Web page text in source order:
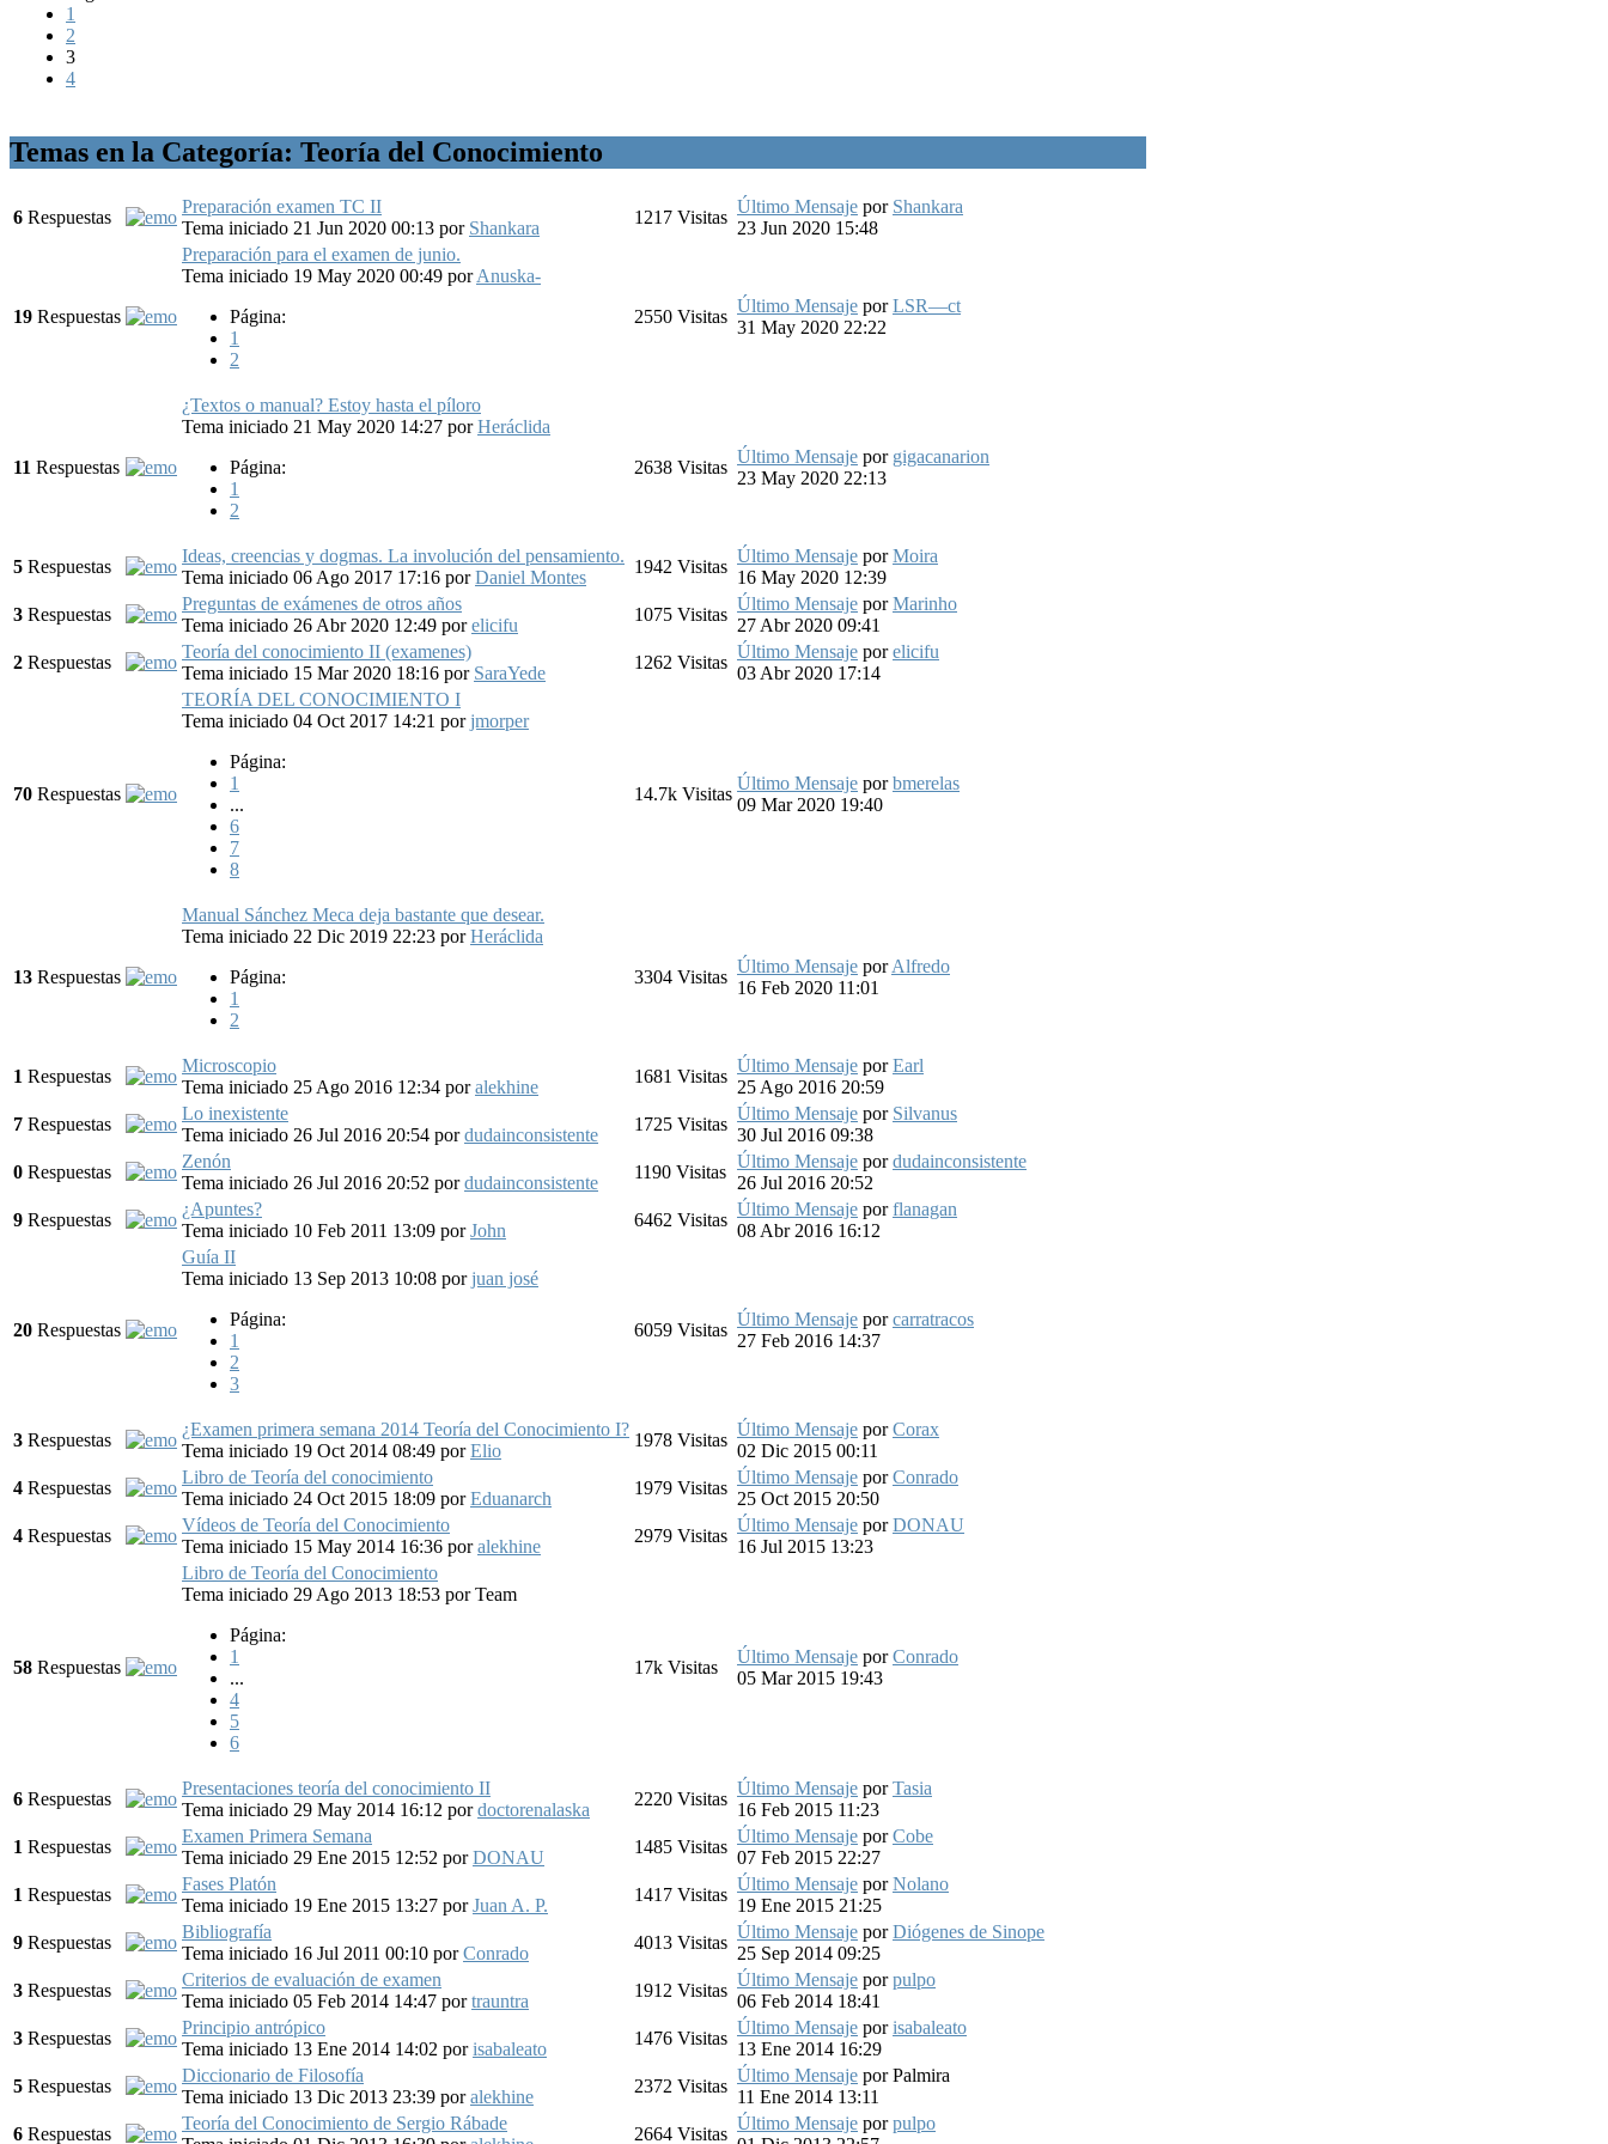
1
2
3
4
Temas en la Categoría: Teoría del Conocimiento
6 Respuestas
Preparación examen TC II
Tema iniciado 21 Jun 2020 00:13 por Shankara
1217 Visitas
Último Mensaje por Shankara
23 Jun 2020 15:48
19 Respuestas
Preparación para el examen de junio.
Tema iniciado 19 May 2020 00:49 porAnuska-
Página:
1
2
2550 Visitas
Último Mensaje porLSR—ct
31 May 2020 22:22
11 Respuestas
¿Textos o manual? Estoy hasta el píloro
Tema iniciado 21 May 2020 14:27 porHeráclida
Página:
1
2
2638 Visitas
Último Mensaje por gigacanarion
23 May 2020 22:13
5 Respuestas
Ideas, creencias y dogmas. La involución del pensamiento.
Tema iniciado 06 Ago 2017 17:16 porDaniel Montes
1942 Visitas
Último Mensaje porMoira
16 May 2020 12:39
3 Respuestas
Preguntas de exámenes de otros años
Tema iniciado 26 Abr 2020 12:49 porelicifu
1075 Visitas
Último Mensaje porMarinho
27 Abr 2020 09:41
2 Respuestas
Teoría del conocimiento II (examenes)
Tema iniciado 15 Mar 2020 18:16 por SaraYede
1262 Visitas
Último Mensaje porelicifu
03 Abr 2020 17:14
70 Respuestas
TEORÍA DEL CONOCIMIENTO I
Tema iniciado 04 Oct 2017 14:21 porjmorper
Página:
1
...
6
7
8
14.7k Visitas
Último Mensaje porbmerelas
09 Mar 2020 19:40
13 Respuestas
Manual Sánchez Meca deja bastante que desear.
Tema iniciado 22 Dic 2019 22:23 porHeráclida
Página:
1
2
3304 Visitas
Último Mensaje porAlfredo
16 Feb 2020 11:01
1 Respuestas
Microscopio
Tema iniciado 25 Ago 2016 12:34 poralekhine
1681 Visitas
Último Mensaje porEarl
25 Ago 2016 20:59
7 Respuestas
Lo inexistente
Tema iniciado 26 Jul 2016 20:54 pordudainconsistente
1725 Visitas
Último Mensaje por Silvanus
30 Jul 2016 09:38
0 Respuestas
Zenón
Tema iniciado 26 Jul 2016 20:52 pordudainconsistente
1190 Visitas
Último Mensaje pordudainconsistente
26 Jul 2016 20:52
9 Respuestas
¿Apuntes?
Tema iniciado 10 Feb 2011 13:09 porJohn
6462 Visitas
Último Mensaje porflanagan
08 Abr 2016 16:12
20 Respuestas
Guía II
Tema iniciado 13 Sep 2013 10:08 porjuan josé
Página:
1
2
3
6059 Visitas
Último Mensaje porcarratracos
27 Feb 2016 14:37
3 Respuestas
¿Examen primera semana 2014 Teoría del Conocimiento I?
Tema iniciado 19 Oct 2014 08:49 porElio
1978 Visitas
Último Mensaje porCorax
02 Dic 2015 00:11
4 Respuestas
Libro de Teoría del conocimiento
Tema iniciado 24 Oct 2015 18:09 porEduanarch
1979 Visitas
Último Mensaje porConrado
25 Oct 2015 20:50
4 Respuestas
Vídeos de Teoría del Conocimiento
Tema iniciado 15 May 2014 16:36 poralekhine
2979 Visitas
Último Mensaje porDONAU
16 Jul 2015 13:23
58 Respuestas
Libro de Teoría del Conocimiento
Tema iniciado 29 Ago 2013 18:53 porTeam
Página:
1
...
4
5
6
17k Visitas
Último Mensaje porConrado
05 Mar 2015 19:43
6 Respuestas
Presentaciones teoría del conocimiento II
Tema iniciado 29 May 2014 16:12 pordoctorenalaska
2220 Visitas
Último Mensaje porTasia
16 Feb 2015 11:23
1 Respuestas
Examen Primera Semana
Tema iniciado 29 Ene 2015 12:52 porDONAU
1485 Visitas
Último Mensaje porCobe
07 Feb 2015 22:27
1 Respuestas
Fases Platón
Tema iniciado 19 Ene 2015 13:27 porJuan A. P.
1417 Visitas
Último Mensaje porNolano
19 Ene 2015 21:25
9 Respuestas
Bibliografía
Tema iniciado 16 Jul 2011 00:10 porConrado
4013 Visitas
Último Mensaje porDiógenes de Sinope
25 Sep 2014 09:25
3 Respuestas
Criterios de evaluación de examen
Tema iniciado 05 Feb 2014 14:47 portrauntra
1912 Visitas
Último Mensaje porpulpo
06 Feb 2014 18:41
3 Respuestas
Principio antrópico
Tema iniciado 13 Ene 2014 14:02 porisabaleato
1476 Visitas
Último Mensaje porisabaleato
13 Ene 2014 16:29
5 Respuestas
Diccionario de Filosofía
Tema iniciado 13 Dic 2013 23:39 poralekhine
2372 Visitas
Último Mensaje porPalmira
11 Ene 2014 13:11
6 Respuestas
Teoría del Conocimiento de Sergio Rábade
2664 Visitas
Último Mensaje porpulpo